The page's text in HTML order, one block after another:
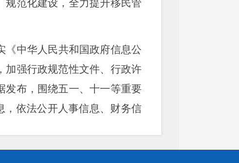
规范化建设，全力提升移民管
《中华人民共和国政府信息公
加强行政规范性文件、行政许
发布，围绕五一、十一等重要
，依法公开人事信息、财务信
理服务更加透明规范。依法做